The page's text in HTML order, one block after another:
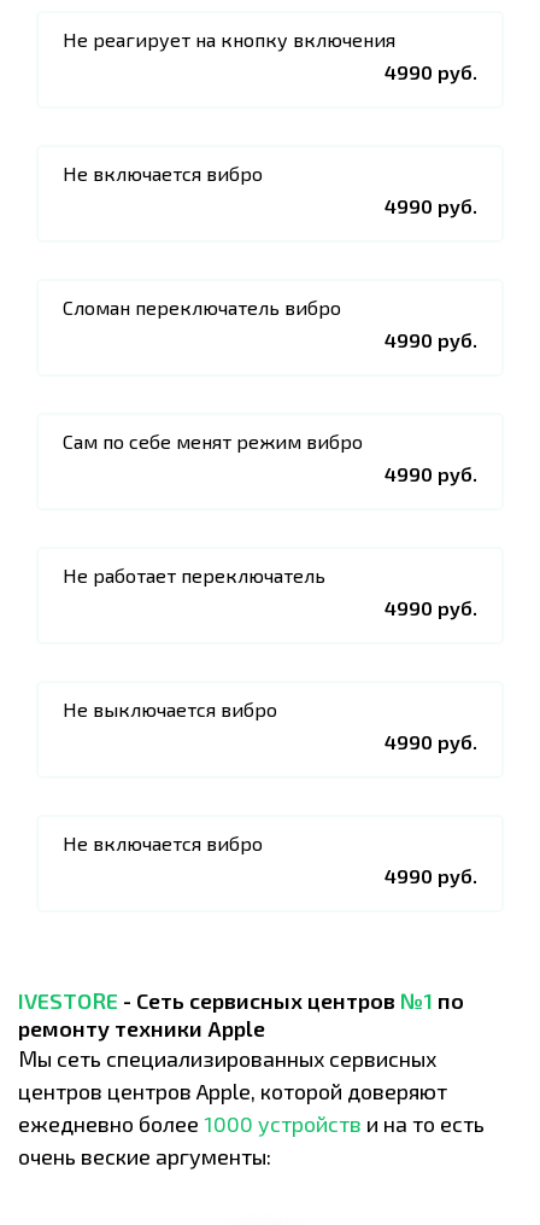
Не реагирует на кнопку включения
4990 руб.
Не включается вибро
4990 руб.
Сломан переключатель вибро
4990 руб.
Сам по себе менят режим вибро
4990 руб.
Не работает переключатель
4990 руб.
Не выключается вибро
4990 руб.
Не включается вибро
4990 руб.
IVESTORE - Сеть сервисных центров №1 по
ремонту техники Apple
Мы сеть специализированных сервисных
центров центров Apple, которой доверяют
ежедневно более 1000 устройств и на то есть
очень веские аргументы: